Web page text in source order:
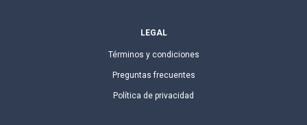
LEGAL
Términos y condiciones
Preguntas frecuentes
Política de privacidad